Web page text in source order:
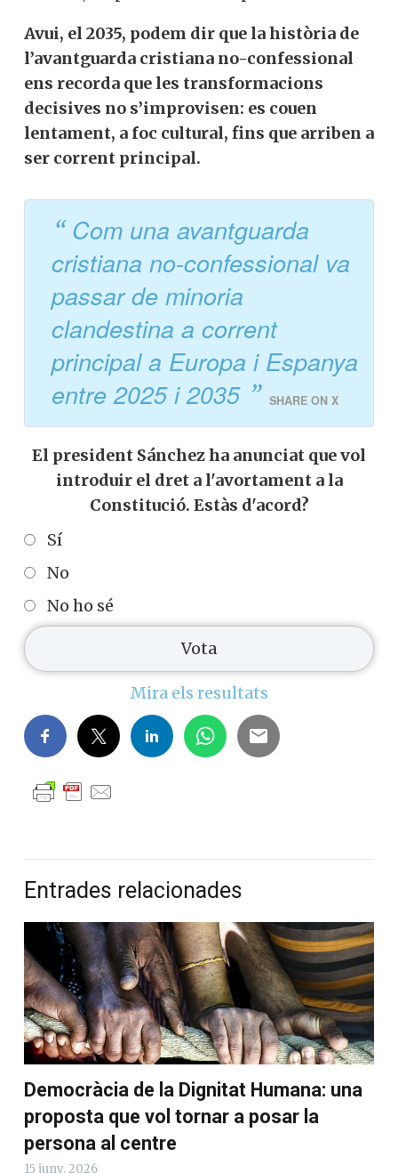
Avui, el 2035, podem dir que la història de
l’avantguarda cristiana no-confessional
ens recorda que les transformacions
decisives no s’improvisen: es couen
lentament, a foc cultural, fins que arriben a
ser corrent principal.
Com una avantguarda
cristiana no-confessional va
passar de minoria
clandestina a corrent
principal a Europa i Espanya
entre 2025 i 2035
SHARE ON X
El president Sánchez ha anunciat que vol
introduir el dret a l'avortament a la
Constitució. Estàs d'acord?
Sí
No
No ho sé
Mira els resultats
Entrades relacionades
Democràcia de la Dignitat Humana: una
proposta que vol tornar a posar la
persona al centre
15 juny, 2026